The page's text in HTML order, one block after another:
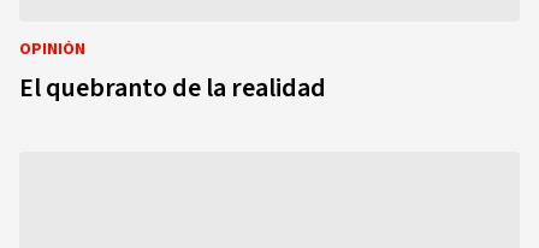
OPINIÓN
El quebranto de la realidad